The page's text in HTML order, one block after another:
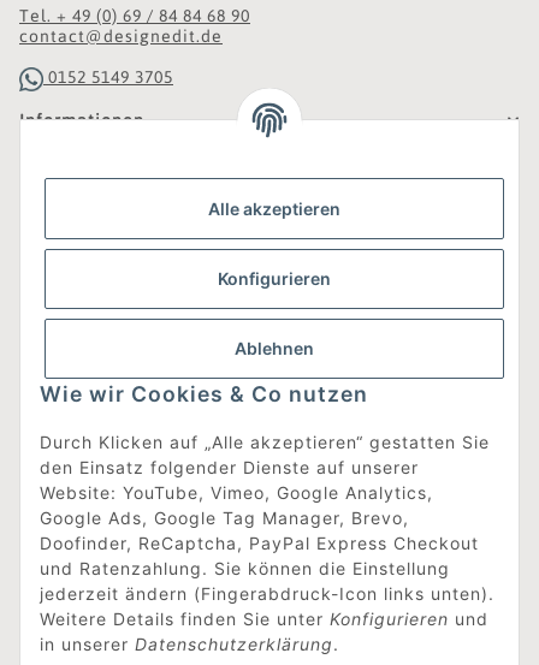
Alle akzeptieren
Konfigurieren
Ablehnen
Wie wir Cookies & Co nutzen
Durch Klicken auf „Alle akzeptieren“ gestatten Sie
den Einsatz folgender Dienste auf unserer
Website: YouTube, Vimeo, Google Analytics,
Google Ads, Google Tag Manager, Brevo,
Doofinder, ReCaptcha, PayPal Express Checkout
und Ratenzahlung. Sie können die Einstellung
jederzeit ändern (Fingerabdruck-Icon links unten).
Weitere Details finden Sie unter Konfigurieren und
in unserer Datenschutzerklärung.
Tel. + 49 (0) 69 / 84 84 68 90
contact@designedit.de
0152 5149 3705
Informationen
Gesetzliche Informationen
Was ist DesignEdit_?
Eine Online-Boutique für individuelles Design.
Ausgewählte Designer-Möbel und Accessoires, neue und
gebrauchte Designklassiker, die Entdeckung
unbekannter Manufakturen und Interior-Schätze aus
aller Welt sowie ein Blogazine mit jeder Menge
Inspiration.
Für alle, die nach dem Besonderen suchen!
[mehr erfahren]
Vertrag widerrufen